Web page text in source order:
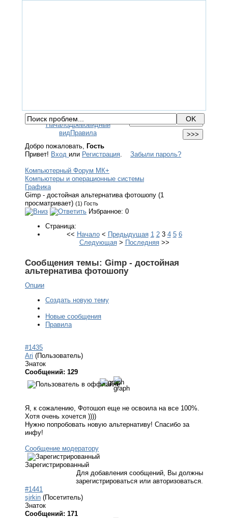
НачалоДревовидный
видПравила
Добро пожаловать, Гость
Привет! Вход или Регистрация. Забыли пароль?
Компьютерный Форум МК+
Компьютеры и операционные системы
Графика
Gimp - достойная альтернатива фотошопу (1
просматривает) (1) Гость
Избранное: 0
Страница:
<< Начало< Предыдущая 1 2 3 4 5 6
Следующая> Последняя>>
Сообщения темы: Gimp - достойная
альтернатива фотошопу
Опции
Создать новую тему
Новые сообщения
Правила
#1435
Ari (Пользователь)
Знаток
Сообщений: 129
Я, к сожалению, Фотошоп еще не освоила на все 100%.
Хотя очень хочется ))))
Нужно попробовать новую альтернативу! Спасибо за
инфу!
Сообщение модератору
Зарегистрированный
Для добавления сообщений, Вы должны
зарегистрироваться или авторизоваться.
#1441
sjrkin (Посетитель)
Знаток
Сообщений: 171